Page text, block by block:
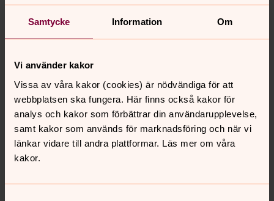
Samtycke Information Om
Vi använder kakor
Vissa av våra kakor (cookies) är nödvändiga för att
webbplatsen ska fungera. Här finns också kakor för
analys och kakor som förbättrar din användarupplevelse,
samt kakor som används för marknadsföring och när vi
länkar vidare till andra plattformar. Läs mer om våra
kakor.
Se videon på YouTube i stället.
Ändra inställningar
Här kan du läsa mer om Svenska kyrkan på Bokmässan
Senast ändrad 27 oktober 2021